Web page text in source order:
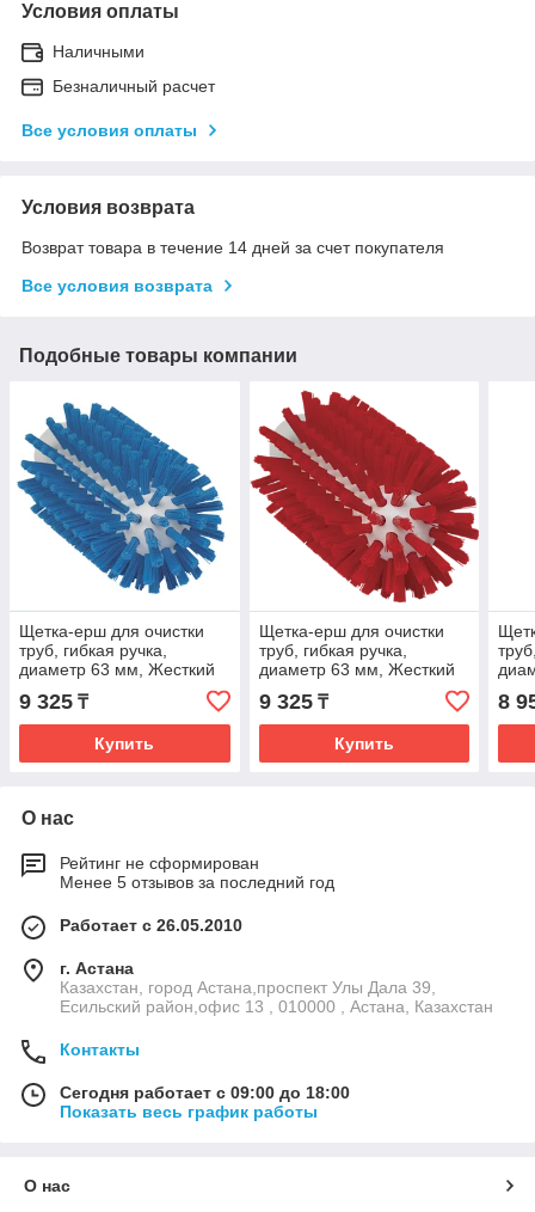
Условия оплаты
Наличными
Безналичный расчет
Все условия оплаты
Условия возврата
Возврат товара в течение 14 дней за счет покупателя
Все условия возврата
Подобные товары компании
Щетка-ерш для очистки
труб, гибкая ручка,
диаметр 63 мм, Жесткий
ворс, синий цвет
9 325 ₸
Купить
Щетка-ерш для очистки
труб, гибкая ручка,
диаметр 63 мм, Жесткий
ворс, красный цвет
9 325₸
Купить
8
О нас
Рейтинг не сформирован
Менее 5 отзывов за последний год
Работает с 26.05.2010
г. Астана
Казахстан, город Астана,проспект Улы Дала 39,
Есильский район,офис 13 , 010000 , Астана, Казахстан
Контакты
Сегодня работает с 09:00 до 18:00
Показать весь график работы
О нас